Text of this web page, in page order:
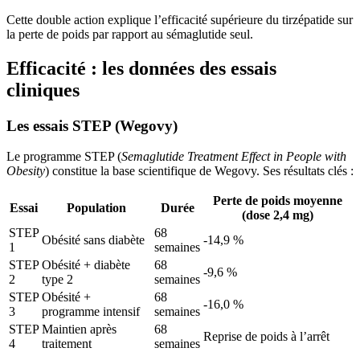
Cette double action explique l’efficacité supérieure du tirzépatide sur
la perte de poids par rapport au sémaglutide seul.
Efficacité : les données des essais
cliniques
Les essais STEP (Wegovy)
Le programme STEP (Semaglutide Treatment Effect in People with
Obesity) constitue la base scientifique de Wegovy. Ses résultats clés :
Essai Population Durée
Perte de poids moyenne
(dose 2,4 mg)
STEP
1
Obésité sans diabète
68
semaines
-14,9 %
STEP
2
Obésité + diabète
type 2
68
semaines
-9,6 %
STEP
3
Obésité +
programme intensif
68
semaines
-16,0 %
STEP
4
Maintien après
traitement
68
semaines
Reprise de poids à l’arrêt